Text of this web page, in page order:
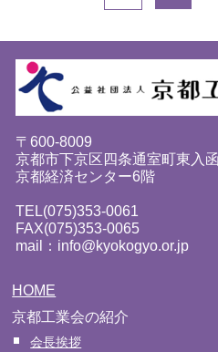
〒600-8009
京都市下京区四条通室町東入
京都経済センター6階
TEL(075)353-0061
FAX(075)353-0065
mail：info@kyokogyo.or.jp
HOME
京都工業会の紹介
会長挨拶